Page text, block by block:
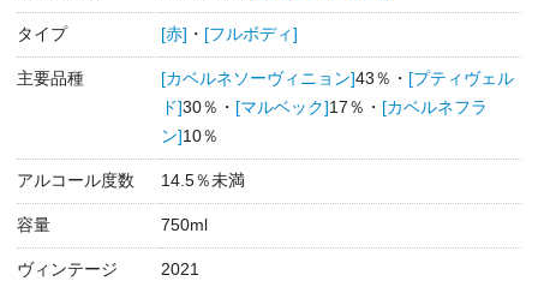
タイプ [赤] ・ [フルボディ]
主要品種 [カベルネソーヴィニョン]43％・ [プティヴェル
ド]30％・ [マルベック] 17％・ [カベルネフラ
ン] 10％
アルコール度数 14.5％未満
容量 750ml
ヴィンテージ 2021